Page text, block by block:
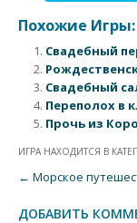
Похожие Игры:
Свадебный
Свадебный
Переполох в
Прочь из
ИГРА НАХОДИТСЯ В
Post navigation
← Морское
ДОБАВИТЬ